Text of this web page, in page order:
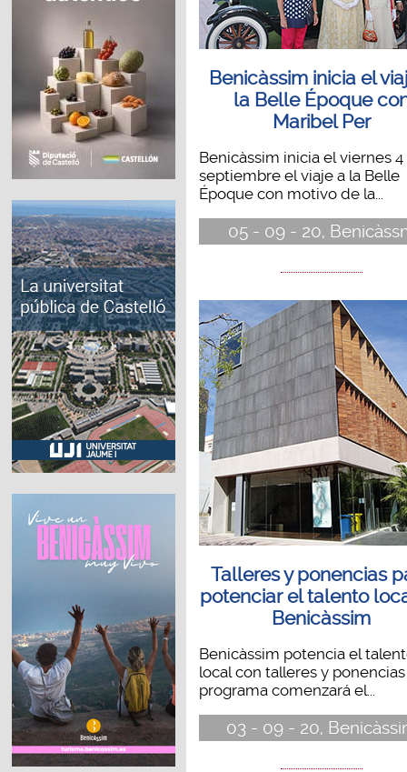
Benicàssim inicia el
la Belle Époque
Maribel Per
Benicàssim inicia el viernes
septiembre el viaje a la Belle
Époque con motivo de la...
05 - 09 - 20,
Talleres y ponencias
potenciar el talento
Benicàssim
Benicàssim potencia el
local con talleres y ponencias
programa comenzará el...
03 - 09 - 20,